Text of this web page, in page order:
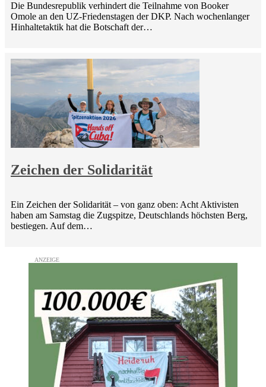
Die Bundesrepublik verhindert die Teilnahme von Booker
Omole an den UZ-Friedenstagen der DKP. Nach wochenlanger
Hinhaltetaktik hat die Botschaft der…
Zeichen der Solidarität
Ein Zeichen der Solidarität – von ganz oben: Acht Aktivisten
haben am Samstag die Zugspitze, Deutschlands höchsten Berg,
bestiegen. Auf dem…